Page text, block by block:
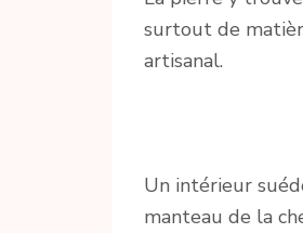
surtout de
artisanal.
Un intérieur
manteau de la